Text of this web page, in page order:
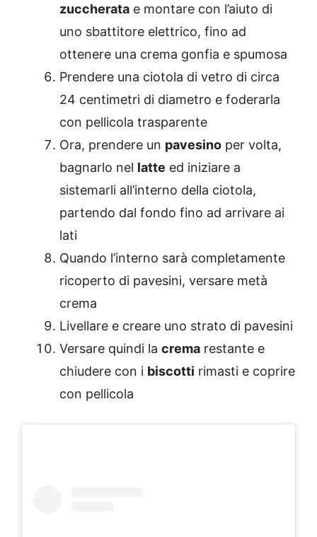
zuccherata e montare con l’aiuto di
uno sbattitore elettrico, fino ad
ottenere una crema gonfia e spumosa
Prendere una ciotola di vetro di circa
24 centimetri di diametro e foderarla
con pellicola trasparente
Ora, prendere un pavesino per volta,
bagnarlo nel latte ed iniziare a
sistemarli all’interno della ciotola,
partendo dal fondo fino ad arrivare ai
lati
Quando l’interno sarà completamente
ricoperto di pavesini, versare metà
crema
Livellare e creare uno strato di pavesini
Versare quindi la crema restante e
chiudere con i biscotti rimasti e coprire
con pellicola